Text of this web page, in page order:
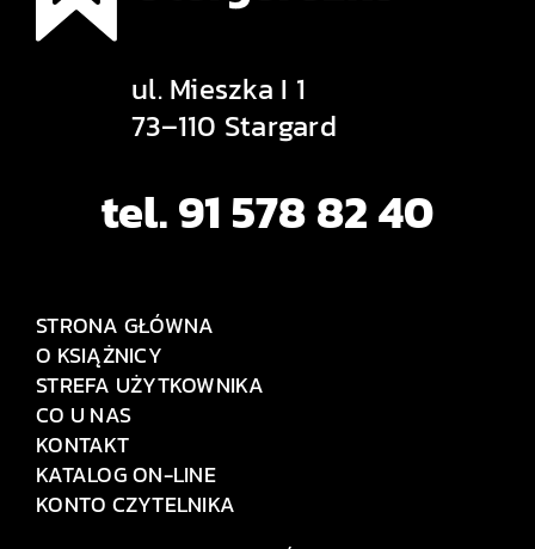
ul. Mieszka I 1
73–110 Stargard
tel. 91 578 82 40
STRONA GŁÓWNA
O KSIĄŻNICY
STREFA UŻYTKOWNIKA
CO U NAS
KONTAKT
KATALOG ON-LINE
KONTO CZYTELNIKA